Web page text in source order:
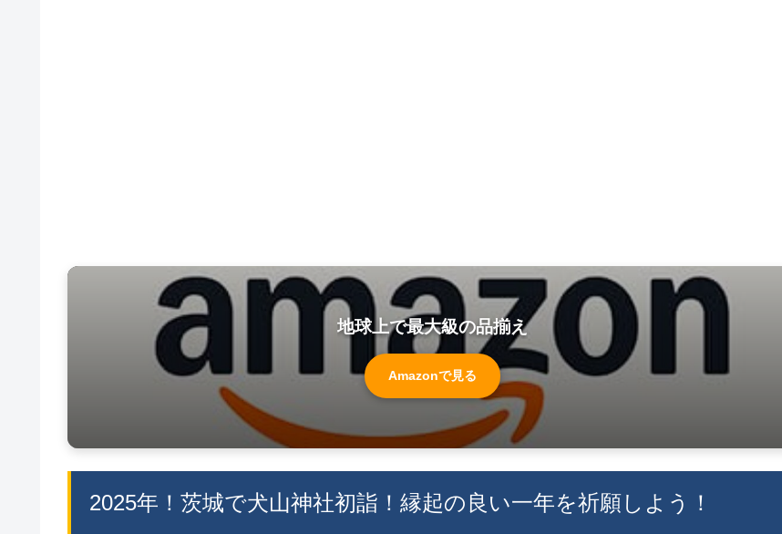
地球上で最大級の品揃え
Amazonで見る
2025年！茨城で犬山神社初詣！縁起の良い一年を祈願しよう！